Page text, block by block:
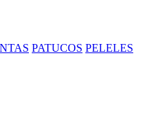
PATUCOS PELELES